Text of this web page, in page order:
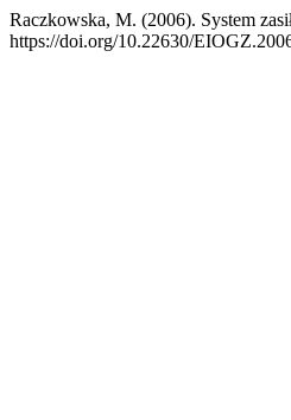
Raczkowska, M. (2006). System
https://doi.org/10.22630/